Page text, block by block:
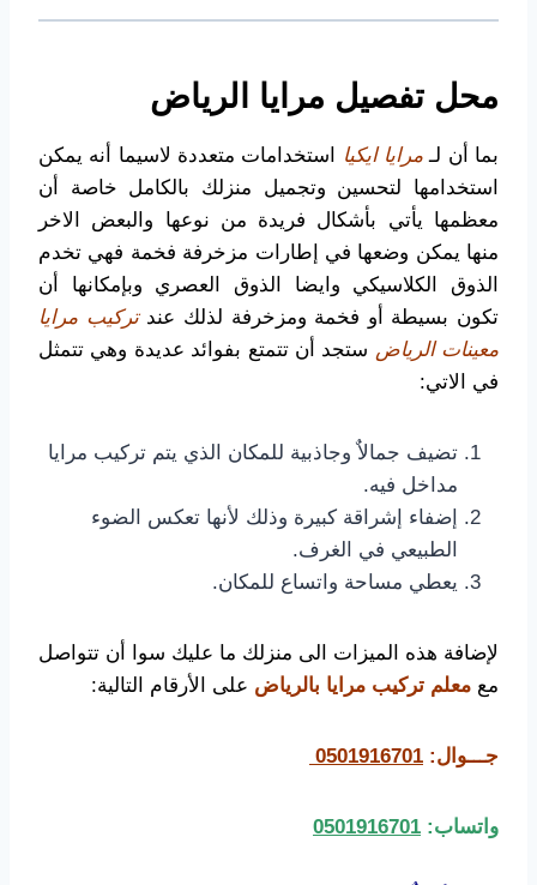
محل تفصيل مرايا الرياض
بما أن لـ مرايا ايكيا
استخدامات متعددة لاسيما أنه يمكن
استخدامها لتحسين وتجميل منزلك بالكامل خاصة أن
معظمها يأتي بأشكال فريدة من نوعها والبعض الاخر
منها يمكن وضعها في إطارات مزخرفة فخمة فهي تخدم
الذوق الكلاسيكي وايضا الذوق العصري وبإمكانها أن
تكون بسيطة أو فخمة ومزخرفة لذلك عندتركيب مرايا
معينات الرياض ستجد أن تتمتع بفوائد عديدة وهي تتمثل
في الاتي:
تضيف جمالاٌ وجاذبية للمكان الذي يتم تركيب مرايا
مداخل فيه.
إضفاء إشراقة كبيرة وذلك لأنها تعكس الضوء
الطبيعي في الغرف.
يعطي مساحة واتساع للمكان.
لإضافة هذه الميزات الى منزلك ما عليك سوا أن تتواصل
مع معلم تركيب مرايا بالرياض على الأرقام التالية:
جـــوال: 0501916701
واتساب: 0501916701